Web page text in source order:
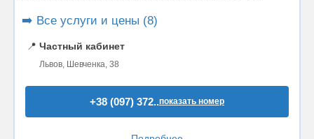
➡️ Все услуги и цены (8)
📍 Частный кабинет
Львов, Шевченка, 38
+38 (097) 372..показать номер